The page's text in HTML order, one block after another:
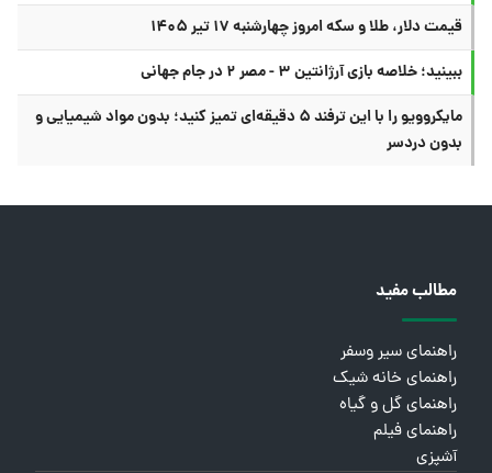
قیمت دلار، طلا و سکه امروز چهارشنبه ۱۷ تیر ۱۴۰۵
ببینید؛ خلاصه بازی آرژانتین ۳ - مصر ۲ در جام جهانی
مایکروویو را با این ترفند ۵ دقیقه‌ای تمیز کنید؛ بدون مواد شیمیایی و
بدون دردسر
مطالب مفید
راهنمای سیر وسفر
راهنمای خانه شیک
راهنمای گل و گیاه
راهنمای فیلم
آشپزی